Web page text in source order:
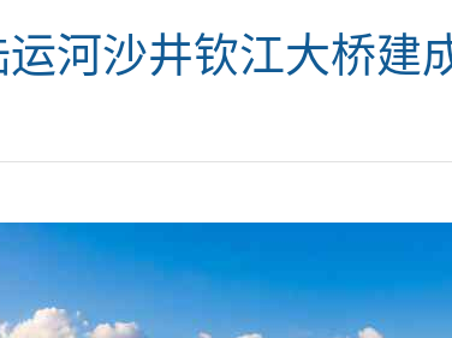
河沙井钦江大桥建